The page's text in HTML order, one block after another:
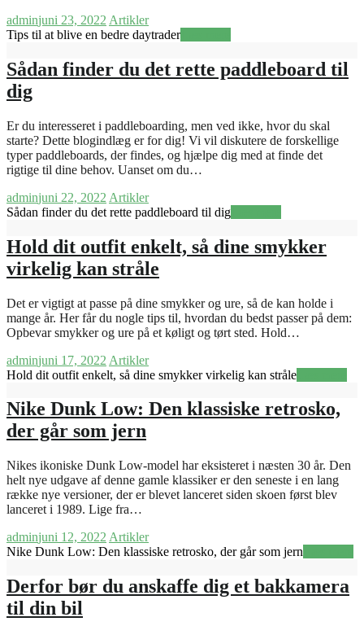
adminjuni 23, 2022 Artikler
Tips til at blive en bedre daytrader
Sådan finder du det rette paddleboard til
dig
Er du interesseret i paddleboarding, men ved ikke, hvor du skal
starte? Dette blogindlæg er for dig! Vi vil diskutere de forskellige
typer paddleboards, der findes, og hjælpe dig med at finde det
rigtige til dine behov. Uanset om du…
adminjuni 22, 2022 Artikler
Sådan finder du det rette paddleboard til dig
Hold dit outfit enkelt, så dine smykker
virkelig kan stråle
Det er vigtigt at passe på dine smykker og ure, så de kan holde i
mange år. Her får du nogle tips til, hvordan du bedst passer på dem:
Opbevar smykker og ure på et køligt og tørt sted. Hold…
adminjuni 17, 2022 Artikler
Hold dit outfit enkelt, så dine smykker virkelig kan stråle
Nike Dunk Low: Den klassiske retrosko,
der går som jern
Nikes ikoniske Dunk Low-model har eksisteret i næsten 30 år. Den
helt nye udgave af denne gamle klassiker er den seneste i en lang
række nye versioner, der er blevet lanceret siden skoen først blev
lanceret i 1989. Lige fra…
adminjuni 12, 2022 Artikler
Nike Dunk Low: Den klassiske retrosko, der går som jern
Derfor bør du anskaffe dig et bakkamera
til din bil